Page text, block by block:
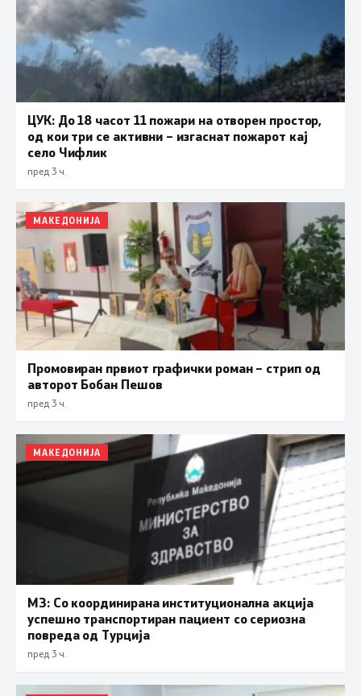
ЦУК: До 18 часот 11 пожари на отворен простор,
од кои три се активни – изгаснат пожарот кај
село Чифлик
пред 3 ч.
МАКЕДОНИЈА
Промовиран првиот графички роман – стрип од
авторот Бобан Пешов
пред 3 ч.
МАКЕДОНИЈА
МЗ: Со координирана институционална акција
успешно транспортиран пациент со сериозна
повреда од Турција
пред 3 ч.